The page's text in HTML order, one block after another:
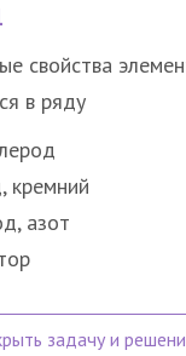
свойства
в ряду
кремний
азот